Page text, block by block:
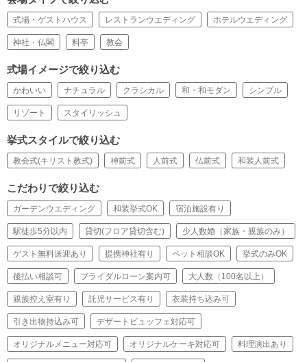
式場・ゲストハウス レストランウエディング ホテルウエディング
神社・仏閣 料亭 教会
式場イメージで絞り込む
かわいい ナチュラル クラシカル 和・和モダン シンプル
リゾート スタイリッシュ
挙式スタイルで絞り込む
教会式(キリスト教式) 神前式 人前式 仏前式 和装人前式
こだわりで絞り込む
ガーデンウエディング 和装挙式OK 宿泊施設有り
駅徒歩5分以内 貸切(フロア貸切含む) 少人数婚（家族・親族のみ）
ゲスト無料送迎あり 提携神社有り ペット相談OK 挙式のみOK
後払い相談可 ブライダルローン案内可 大人数（100名以上）
親族控え室有り 託児サービス有り 衣装持ち込み可
引き出物持込み可 デザートビュッフェ対応可
オリジナルメニュー対応可 オリジナルケーキ対応可 料理演出あり